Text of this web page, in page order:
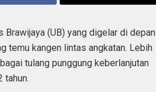
(UB) yang digelar di depan
temu kangen lintas angkatan. Lebih
tulang punggung keberlanjutan
tahun.